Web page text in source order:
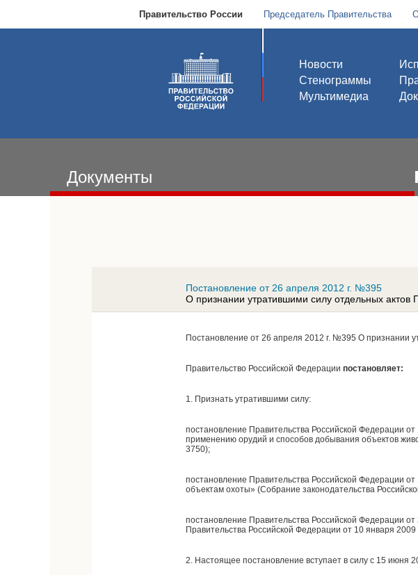
Правительство России Председатель Правительства
Новости
Стенограммы
Мультимедиа
Документы
Постановление от 26 апреля 2012 г. №395
О признании утратившими силу отдельных актов
Постановление от 26 апреля 2012 г. №395 О признании
Правительство Российской Федерации постановляет:
1. Признать утратившими силу:
постановление Правительства Российской Федерации
применению орудий и способов добывания объектов
3750);
постановление Правительства Российской Федерации
объектам охоты» (Собрание законодательства
постановление Правительства Российской Федерации
Правительства Российской Федерации от 10 января
2. Настоящее постановление вступает в силу с 15 июня